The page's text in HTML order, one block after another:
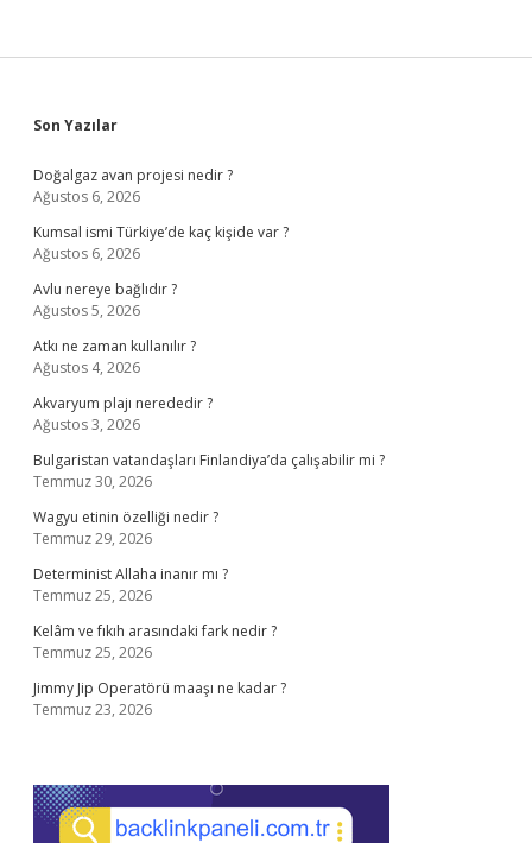
Sidebar
Son Yazılar
Doğalgaz avan projesi nedir ?
Ağustos 6, 2026
Kumsal ismi Türkiye’de kaç kişide var ?
Ağustos 6, 2026
Avlu nereye bağlıdır ?
Ağustos 5, 2026
Atkı ne zaman kullanılır ?
Ağustos 4, 2026
Akvaryum plajı nerededir ?
Ağustos 3, 2026
Bulgaristan vatandaşları Finlandiya’da çalışabilir mi ?
Temmuz 30, 2026
Wagyu etinin özelliği nedir ?
Temmuz 29, 2026
Determinist Allaha inanır mı ?
Temmuz 25, 2026
Kelâm ve fıkıh arasındaki fark nedir ?
Temmuz 25, 2026
Jimmy Jip Operatörü maaşı ne kadar ?
Temmuz 23, 2026